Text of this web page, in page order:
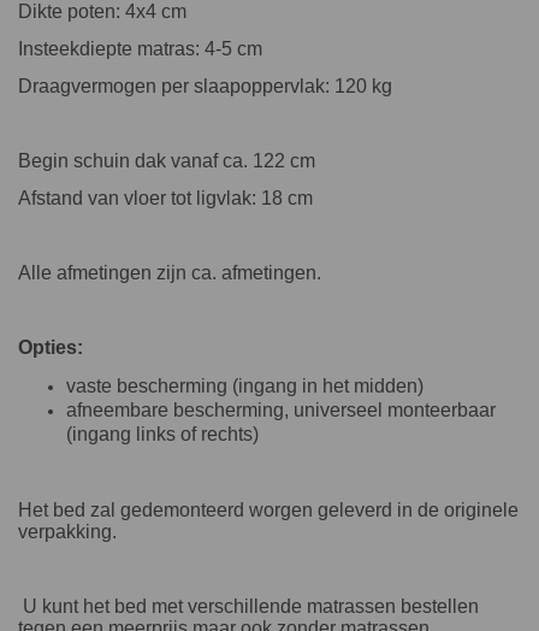
Dikte poten: 4x4 cm
Insteekdiepte matras: 4-5 cm
Draagvermogen per slaapoppervlak: 120 kg
Begin schuin dak vanaf ca. 122 cm
Afstand van vloer tot ligvlak: 18 cm
Alle afmetingen zijn ca. afmetingen.
Opties:
vaste bescherming (ingang in het midden)
afneembare bescherming, universeel monteerbaar
(ingang links of rechts)
Het bed zal gedemonteerd worgen geleverd in de originele
verpakking.
U kunt het bed met verschillende matrassen bestellen